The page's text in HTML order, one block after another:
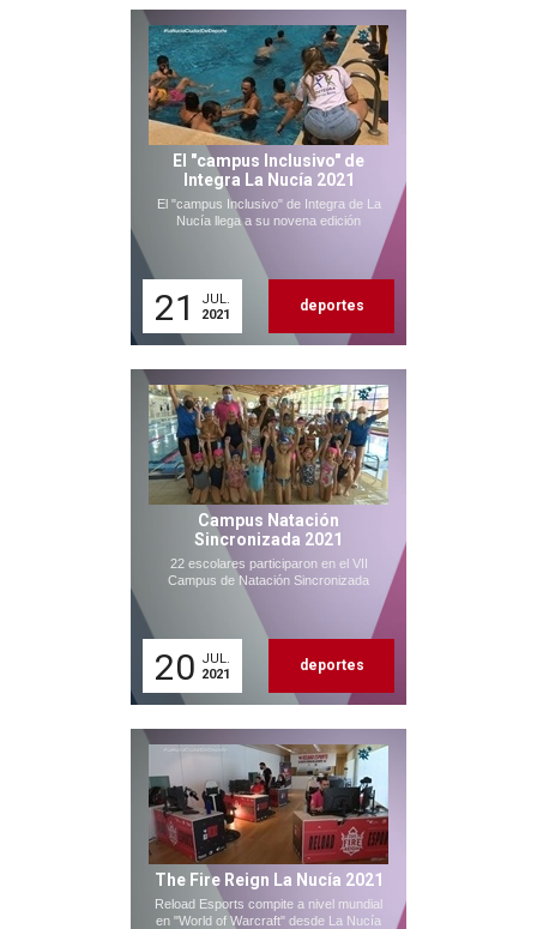
El "campus Inclusivo" de
Integra La Nucía 2021
El "campus Inclusivo" de Integra de La
Nucía llega a su novena edición
21
JUL.
2021
deportes
Campus Natación
Sincronizada 2021
22 escolares participaron en el VII
Campus de Natación Sincronizada
20 JUL.
2021
deportes
The Fire Reign La Nucía 2021
Reload Esports compite a nivel mundial
en "World of Warcraft" desde La Nucía